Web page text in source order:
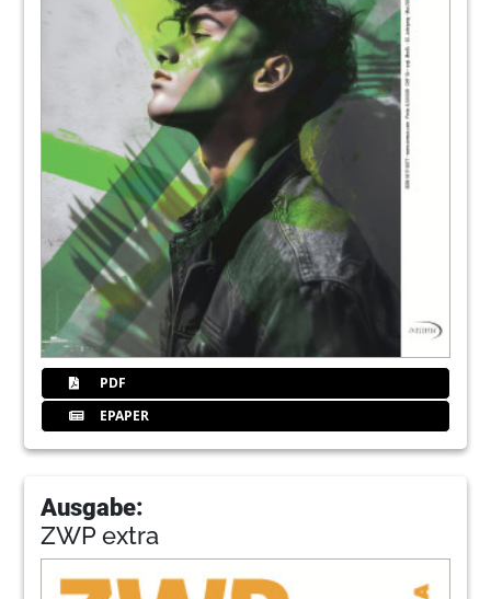
PDF
EPAPER
Ausgabe:
ZWP extra